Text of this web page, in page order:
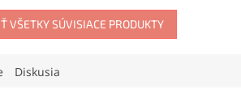
počas
či
a 100 %
maximálnej kapacity.
VŠETKY SÚVISIACE PRODUKTY
Diskusia